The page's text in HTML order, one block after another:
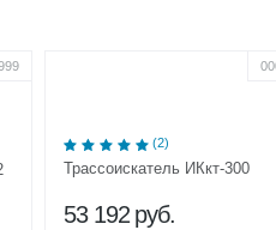
(2)
Трассоискатель ИКкт-300
53 192 руб.